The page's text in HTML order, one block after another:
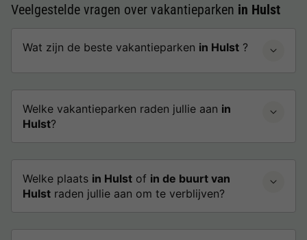
Veelgestelde vragen over vakantieparken in Hulst
Wat zijn de beste vakantieparken in Hulst ?
Welke vakantieparken raden jullie aan in
Hulst?
Welke plaats in Hulst of in de buurt van
Hulst raden jullie aan om te verblijven?